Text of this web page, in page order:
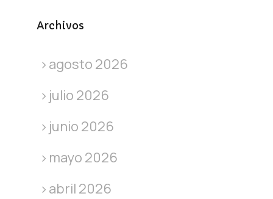
Archivos
agosto 2026
julio 2026
junio 2026
mayo 2026
abril 2026